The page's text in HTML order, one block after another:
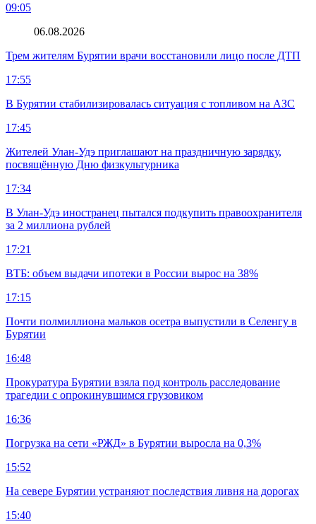
09:05
06.08.2026
Трем жителям Бурятии врачи восстановили лицо после ДТП
17:55
В Бурятии стабилизировалась ситуация с топливом на АЗС
17:45
Жителей Улан-Удэ приглашают на праздничную зарядку,
посвящённую Дню физкультурника
17:34
В Улан-Удэ иностранец пытался подкупить правоохранителя
за 2 миллиона рублей
17:21
ВТБ: объем выдачи ипотеки в России вырос на 38%
17:15
Почти полмиллиона мальков осетра выпустили в Селенгу в
Бурятии
16:48
Прокуратура Бурятии взяла под контроль расследование
трагедии с опрокинувшимся грузовиком
16:36
Погрузка на сети «РЖД» в Бурятии выросла на 0,3%
15:52
На севере Бурятии устраняют последствия ливня на дорогах
15:40